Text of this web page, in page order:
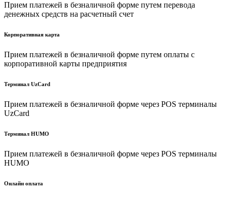
Прием платежей в безналичной форме путем перевода
денежных средств на расчетный счет
Корпоративная карта
Прием платежей в безналичной форме путем оплаты с
корпоративной карты предприятия
Терминал UzCard
Прием платежей в безналичной форме через POS терминалы
UzCard
Терминал HUMO
Прием платежей в безналичной форме через POS терминалы
HUMO
Онлайн оплата